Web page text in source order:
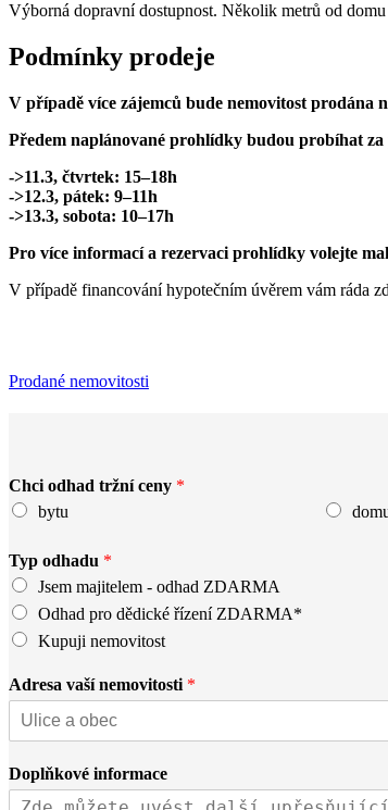
Výborná dopravní dostupnost. Několik metrů od
Podmínky prodeje
V případě více zájemců bude nemovitost prodána
Předem naplánované prohlídky budou probíhat
->11.3, čtvrtek: 15–18h
->12.3, pátek: 9–11h
->13.3, sobota: 10–17h
Pro více informací a rezervaci prohlídky volejte
V případě financování hypotečním úvěrem vám ráda
Prodané nemovitosti
Chci odhad tržní ceny *
bytu
Typ odhadu *
Jsem majitelem - odhad ZDARMA
Odhad pro dědické řízení ZDARMA*
Kupuji nemovitost
Adresa vaší nemovitosti *
Doplňkové informace